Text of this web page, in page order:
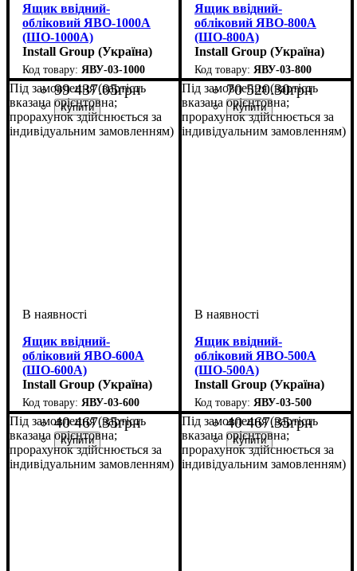
Ящик ввідний-
обліковий ЯВО-1000А
(ШO-1000А)
Install Group (Україна)
ЯВУ-03-1000
99 437.05грн
Ящик ввідний-
обліковий ЯВО-800А
(ШO-800А)
Install Group (Україна)
ЯВУ-03-800
70 520.30грн
Під замовлення (вартість
вказана орієнтовна;
прорахунок здійснюється за
індивідуальним замовленням)
Ящик ввідний-
обліковий ЯВО-600А
(ШO-600А)
Install Group (Україна)
ЯВУ-03-600
40 467.35грн
Під замовлення (вартість
вказана орієнтовна;
прорахунок здійснюється за
індивідуальним замовленням)
Ящик ввідний-
обліковий ЯВО-500А
(ШO-500А)
Install Group (Україна)
ЯВУ-03-500
40 467.35грн
Під замовлення (вартість
вказана орієнтовна;
прорахунок здійснюється за
індивідуальним замовленням)
Під замовлення (вартість
вказана орієнтовна;
прорахунок здійснюється за
індивідуальним замовленням)